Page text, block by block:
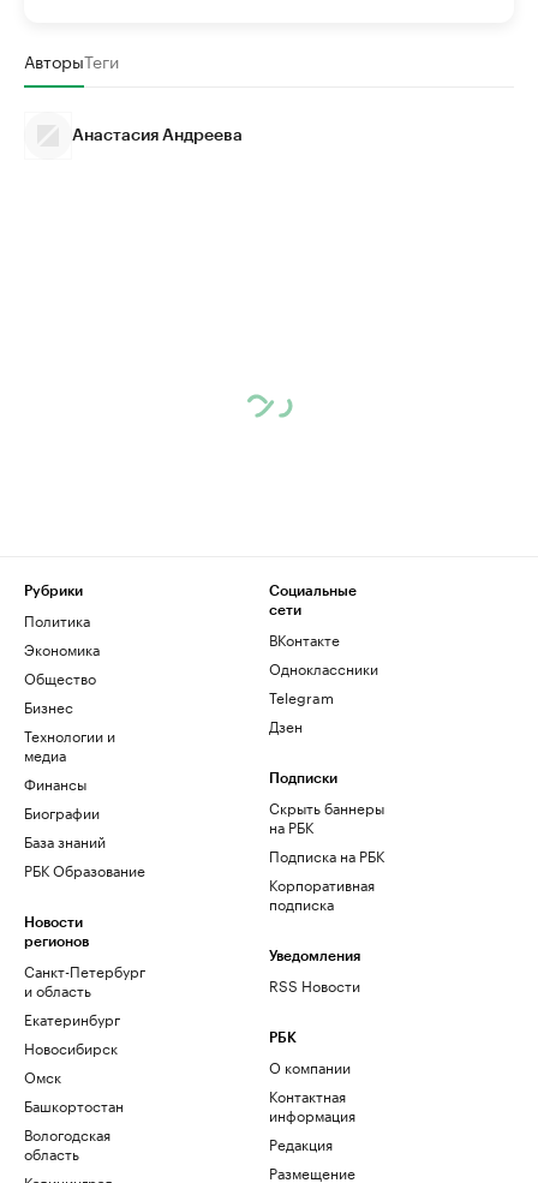
АвторыТеги
Анастасия Андреева
Рубрики
Политика
Экономика
Общество
Бизнес
Технологии и
медиа
Финансы
Биографии
База знаний
РБК Образование
Новости
регионов
Санкт-Петербург
и область
Екатеринбург
Новосибирск
Омск
Башкортостан
Вологодская
область
Социальные
сети
ВКонтакте
Одноклассники
Telegram
Дзен
Подписки
Скрыть баннеры
на РБК
Подписка на РБК
Корпоративная
подписка
Уведомления
RSS Новости
РБК
О компании
Контактная
информация
Редакция
Размещение